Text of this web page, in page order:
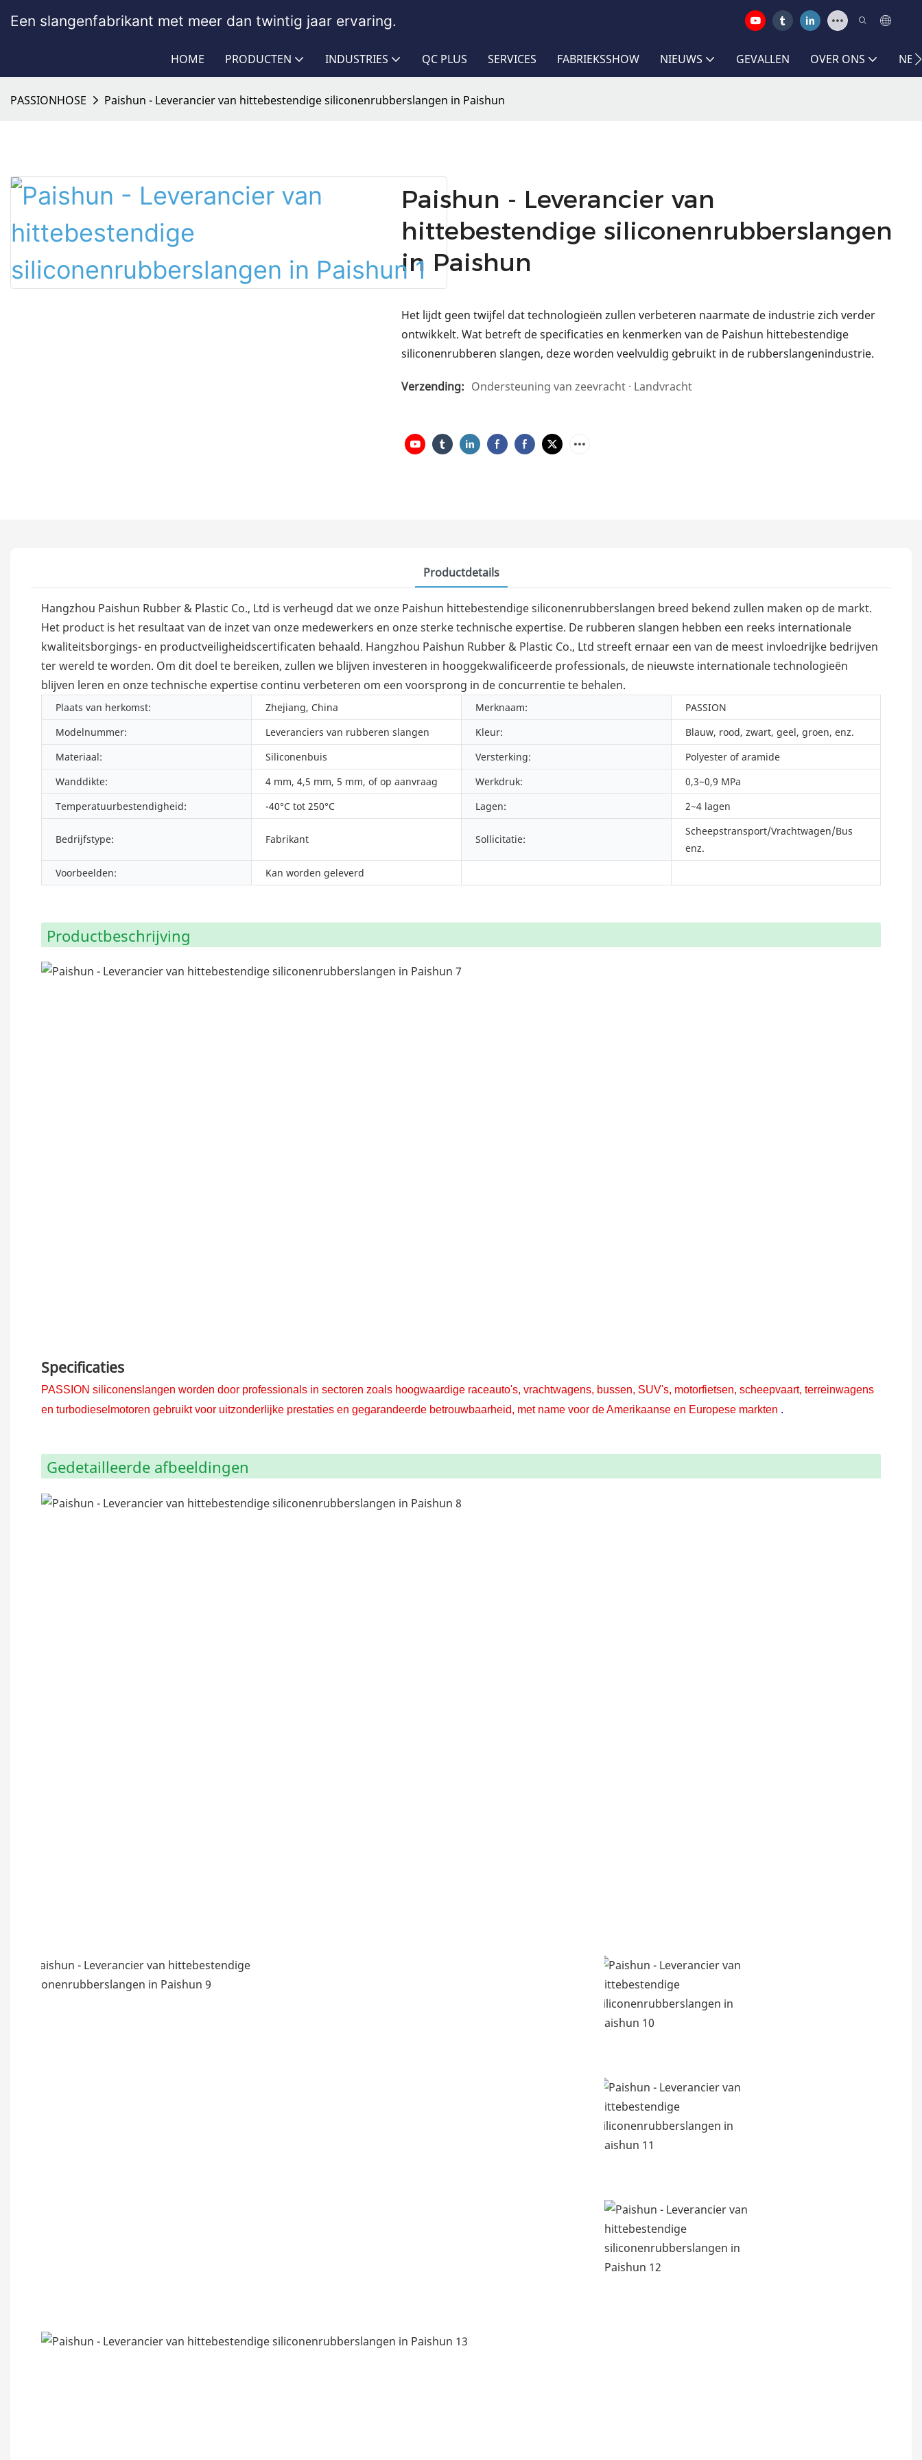
Een slangenfabrikant met meer dan twintig jaar ervaring.
HOME PRODUCTEN INDUSTRIES QC PLUS SERVICES FABRIEKSSHOW NIEUWS GEVALLEN OVER ONS
PASSIONHOSE Paishun - Leverancier van hittebestendige siliconenrubberslangen in Paishun
Paishun - Leverancier van
hittebestendige siliconenrubberslangen
in Paishun
Het lijdt geen twijfel dat technologieën zullen verbeteren naarmate de industrie zich verder
ontwikkelt. Wat betreft de specificaties en kenmerken van de Paishun hittebestendige
siliconenrubberen slangen, deze worden veelvuldig gebruikt in de rubberslangenindustrie.
Verzending: Ondersteuning van zeevracht · Landvracht
Productdetails
Hangzhou Paishun Rubber & Plastic Co., Ltd is verheugd dat we onze Paishun hittebestendige siliconenrubberslangen breed bekend zullen maken op de markt.
Het product is het resultaat van de inzet van onze medewerkers en onze sterke technische expertise. De rubberen slangen hebben een reeks internationale
kwaliteitsborgings- en productveiligheidscertificaten behaald. Hangzhou Paishun Rubber & Plastic Co., Ltd streeft ernaar een van de meest invloedrijke bedrijven
ter wereld te worden. Om dit doel te bereiken, zullen we blijven investeren in hooggekwalificeerde professionals, de nieuwste internationale technologieën
blijven leren en onze technische expertise continu verbeteren om een ​​voorsprong in de concurrentie te behalen.
Plaats van herkomst: Zhejiang, China Merknaam:
PASSION
Modelnummer:
Leveranciers van rubberen slangen Kleur:
Blauw, rood, zwart, geel, groen, enz.
Materiaal:
Siliconenbuis Versterking:
Polyester of aramide
Wanddikte:
4 mm, 4,5 mm, 5 mm, of op aanvraag Werkdruk:
0,3~0,9 MPa
Temperatuurbestendigheid:
-40°C tot 250°C Lagen: 2~4 lagen
Bedrijfstype: Fabrikant Sollicitatie:
Scheepstransport/Vrachtwagen/Bus
enz.
Voorbeelden:
Kan worden geleverd
Productbeschrijving
Specificaties
PASSION siliconenslangen worden door professionals in sectoren zoals hoogwaardige raceauto's, vrachtwagens, bussen, SUV's, motorfietsen, scheepvaart, terreinwagens
en turbodieselmotoren gebruikt voor uitzonderlijke prestaties en gegarandeerde betrouwbaarheid, met name voor de Amerikaanse en Europese markten .
Gedetailleerde afbeeldingen